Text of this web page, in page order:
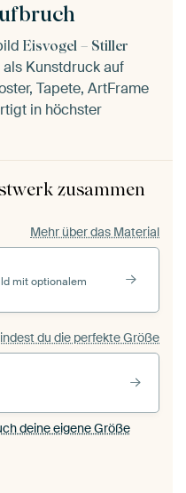
Eisvogel – Stiller
als Kunstdruck auf
Tapete, ArtFrame
in höchster
zusammen
Mehr über das Material
mit optionalem
du die perfekte Größe
deine eigene Größe